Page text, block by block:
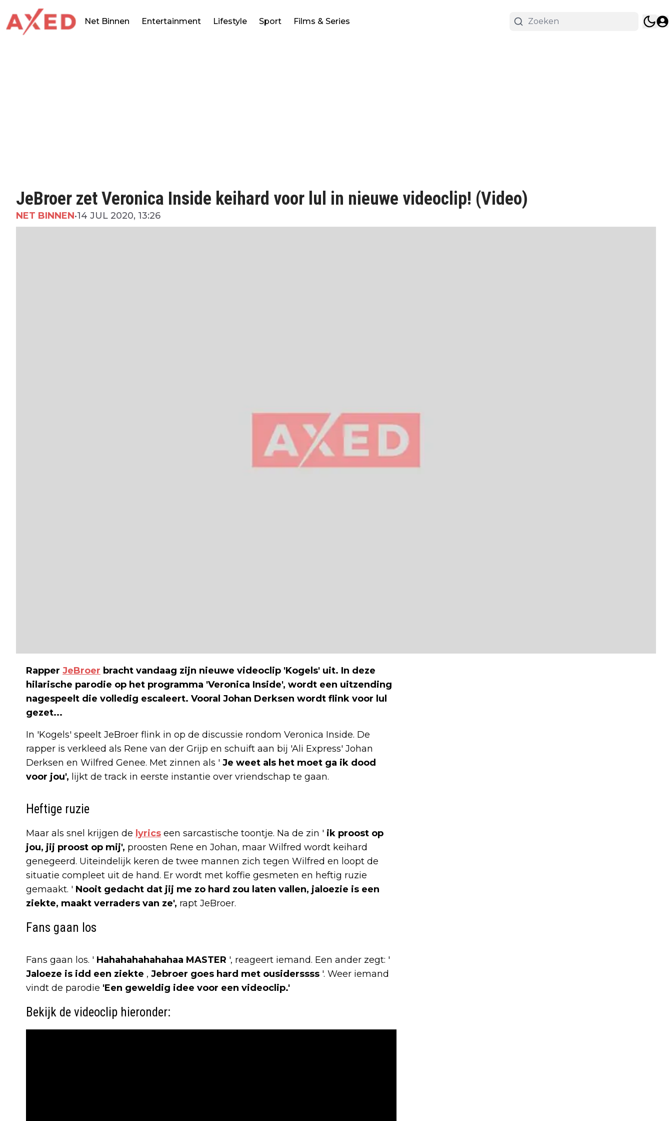
Net Binnen Entertainment Lifestyle Sport Films & Series
JeBroer zet Veronica Inside keihard voor lul in nieuwe videoclip! (Video)
NET BINNEN•14 JUL 2020, 13:26
Rapper JeBroer bracht vandaag zijn nieuwe videoclip 'Kogels' uit. In deze
hilarische parodie op het programma 'Veronica Inside', wordt een uitzending
nagespeelt die volledig escaleert. Vooral Johan Derksen wordt flink voor lul
gezet...
In 'Kogels' speelt JeBroer flink in op de discussie rondom Veronica Inside. De
rapper is verkleed als Rene van der Grijp en schuift aan bij 'Ali Express' Johan
Derksen en Wilfred Genee. Met zinnen als ' Je weet als het moet ga ik dood
voor jou', lijkt de track in eerste instantie over vriendschap te gaan.
Heftige ruzie
Maar als snel krijgen de lyrics een sarcastische toontje. Na de zin ' ik proost op
jou, jij proost op mij', proosten Rene en Johan, maar Wilfred wordt keihard
genegeerd. Uiteindelijk keren de twee mannen zich tegen Wilfred en loopt de
situatie compleet uit de hand. Er wordt met koffie gesmeten en heftig ruzie
gemaakt. ' Nooit gedacht dat jij me zo hard zou laten vallen, jaloezie is een
ziekte, maakt verraders van ze', rapt JeBroer.
Fans gaan los
Fans gaan los. ' Hahahahahahahaa MASTER ', reageert iemand. Een ander zegt: '
Jaloeze is idd een ziekte , Jebroer goes hard met ousiderssss '. Weer iemand
vindt de parodie 'Een geweldig idee voor een videoclip.'
Bekijk de videoclip hieronder: